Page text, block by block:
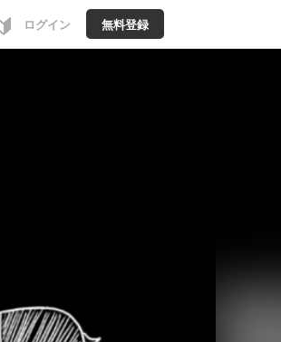
ログイン 無料登録